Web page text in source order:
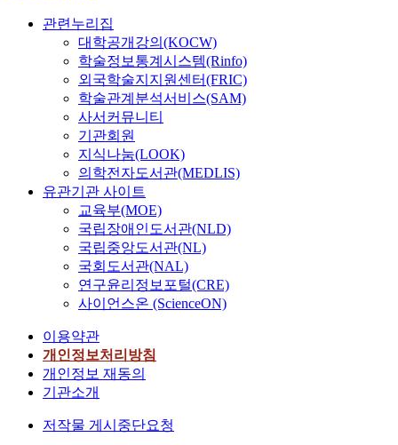
관련누리집
대학공개강의(KOCW)
학술정보통계시스템(Rinfo)
외국학술지지원센터(FRIC)
학술관계분석서비스(SAM)
사서커뮤니티
기관회원
지식나눔(LOOK)
의학전자도서관(MEDLIS)
유관기관 사이트
교육부(MOE)
국립장애인도서관(NLD)
국립중앙도서관(NL)
국회도서관(NAL)
연구윤리정보포털(CRE)
사이언스온 (ScienceON)
이용약관
개인정보처리방침
개인정보 재동의
기관소개
저작물 게시중단요청